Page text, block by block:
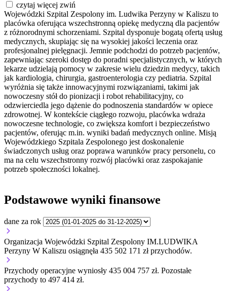
czytaj więcej zwiń
Wojewódzki Szpital Zespolony im. Ludwika Perzyny w Kaliszu to
placówka oferująca wszechstronną opiekę medyczną dla pacjentów
z różnorodnymi schorzeniami. Szpital dysponuje bogatą ofertą usług
medycznych, skupiając się na wysokiej jakości leczenia oraz
profesjonalnej pielęgnacji. Jemnie podchodzi do potrzeb pacjentów,
zapewniając szeroki dostęp do poradni specjalistycznych, w których
lekarze udzielają pomocy w zakresie wielu dziedzin medycy, takich
jak kardiologia, chirurgia, gastroenterologia czy pediatria. Szpital
wyróżnia się także innowacyjnymi rozwiązaniami, takimi jak
nowoczesny stół do pionizacji i robot rehabilitacyjny, co
odzwierciedla jego dążenie do podnoszenia standardów w opiece
zdrowotnej. W kontekście ciągłego rozwoju, placówka wdraża
nowoczesne technologie, co zwiększa komfort i bezpieczeństwo
pacjentów, oferując m.in. wyniki badań medycznych online. Misją
Wojewódzkiego Szpitala Zespolonego jest doskonalenie
świadczonych usług oraz poprawa warunków pracy personelu, co
ma na celu wszechstronny rozwój placówki oraz zaspokajanie
potrzeb społeczności lokalnej.
Podstawowe wyniki finansowe
dane za rok
Organizacja Wojewódzki Szpital Zespolony IM.LUDWIKA
Perzyny W Kaliszu osiągnęła 435 502 171 zł przychodów.
Przychody operacyjne wyniosły 435 004 757 zł. Pozostałe
przychody to 497 414 zł.